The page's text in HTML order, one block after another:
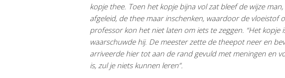
kopje thee. Toen het kopje bijna vol zat bleef de wijze
afgeleid, de thee maar inschenken, waardoor de vloeistof
professor kon het niet laten om iets te zeggen. “Het kopje
waarschuwde hij. De meester zette de theepot neer en
arriveerde hier tot aan de rand gevuld met meningen en
is, zul je niets kunnen leren”.